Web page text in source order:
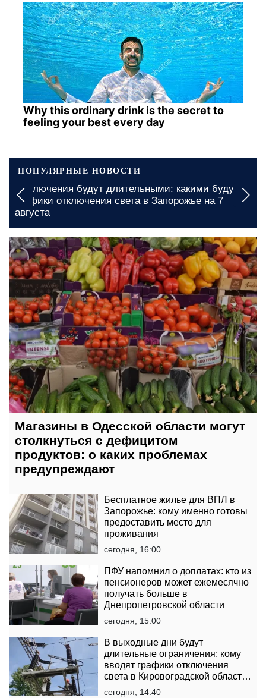
Why this ordinary drink is the secret to
feeling your best every day
ПОПУЛЯРНЫЕ НОВОСТИ
Выключения будут длительными: какими будут
графики отключения света в Запорожье на 7
августа
сегодня, 16:30
Магазины в Одесской области могут
столкнуться с дефицитом
продуктов: о каких проблемах
предупреждают
Бесплатное жилье для ВПЛ в
Запорожье: кому именно готовы
предоставить место для
проживания
сегодня, 16:00
ПФУ напомнил о доплатах: кто из
пенсионеров может ежемесячно
получать больше в
Днепропетровской области
сегодня, 15:00
В выходные дни будут
длительные ограничения: кому
вводят графики отключения
света в Кировоградской области
на 8 и 9 августа
сегодня, 14:40